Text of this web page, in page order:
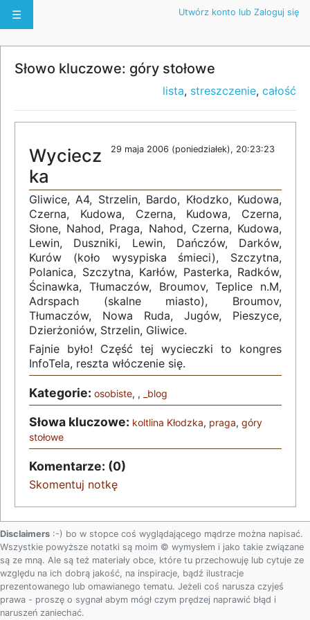
☰ Utwórz konto lub Zaloguj się
Słowo kluczowe: góry stołowe
lista, streszczenie, całość
29 maja 2006 (poniedziałek), 20:23:23
Wyciecz
ka
Gliwice, A4, Strzelin, Bardo, Kłodzko, Kudowa,
Czerna, Kudowa, Czerna, Kudowa, Czerna,
Słone, Nahod, Praga, Nahod, Czerna, Kudowa,
Lewin, Duszniki, Lewin, Dańczów, Darków,
Kurów (koło wysypiska śmieci), Szczytna,
Polanica, Szczytna, Karłów, Pasterka, Radków,
Ścinawka, Tłumaczów, Broumov, Teplice n.M,
Adrspach (skalne miasto), Broumov,
Tłumaczów, Nowa Ruda, Jugów, Pieszyce,
Dzierżoniów, Strzelin, Gliwice.
Fajnie było! Część tej wycieczki to kongres
InfoTela, reszta włóczenie się.
Kategorie: osobiste, , _blog
Słowa kluczowe: koltlina Kłodzka, praga, góry
stołowe
Komentarze: (0)
Skomentuj notkę
Disclaimers :-) bo w stopce coś wyglądającego mądrze można napisać.
Wszystkie powyższe notatki są moim © wymysłem i jako takie związane
są ze mną. Ale są też materiały obce, które tu przechowuję lub cytuje ze
względu na ich dobrą jakość, na inspiracje, bądź ilustracje
prezentowanego lub omawianego tematu. Jeżeli coś narusza czyjeś
prawa - proszę o sygnał abym mógł czym prędzej naprawić błąd i
naruszeń zaniechać.